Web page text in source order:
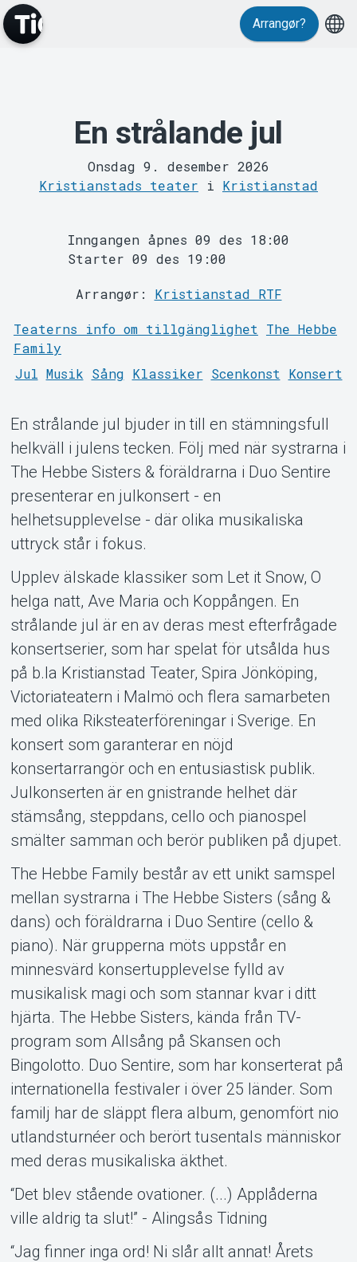
MyTickster
Support
Om Tickster
Arrangør?
En strålande jul
Onsdag 9. desember 2026
Kristianstads teater i Kristianstad
Inngangen åpnes 09 des 18:00
Starter 09 des 19:00
Arrangør: Kristianstad RTF
Teaterns info om tillgänglighet
The Hebbe
Family
Jul Musik Sång Klassiker Scenkonst Konsert
En strålande jul bjuder in till en stämningsfull
helkväll i julens tecken. Följ med när systrarna i
The Hebbe Sisters & föräldrarna i Duo Sentire
presenterar en julkonsert - en
helhetsupplevelse - där olika musikaliska
uttryck står i fokus.
Upplev älskade klassiker som Let it Snow, O
helga natt, Ave Maria och Koppången. En
strålande jul är en av deras mest efterfrågade
konsertserier, som har spelat för utsålda hus
på b.la Kristianstad Teater, Spira Jönköping,
Victoriateatern i Malmö och flera samarbeten
med olika Riksteaterföreningar i Sverige. En
konsert som garanterar en nöjd
konsertarrangör och en entusiastisk publik.
Julkonserten är en gnistrande helhet där
stämsång, steppdans, cello och pianospel
smälter samman och berör publiken på djupet.
The Hebbe Family består av ett unikt samspel
mellan systrarna i The Hebbe Sisters (sång &
dans) och föräldrarna i Duo Sentire (cello &
piano). När grupperna möts uppstår en
minnesvärd konsertupplevelse fylld av
musikalisk magi och som stannar kvar i ditt
hjärta. The Hebbe Sisters, kända från TV-
program som Allsång på Skansen och
Bingolotto. Duo Sentire, som har konserterat på
internationella festivaler i över 25 länder. Som
familj har de släppt flera album, genomfört nio
utlandsturnéer och berört tusentals människor
med deras musikaliska äkthet.
“Det blev stående ovationer. (...) Applåderna
ville aldrig ta slut!” - Alingsås Tidning
“Jag finner inga ord! Ni slår allt annat! Årets